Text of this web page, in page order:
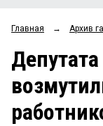
ОБЩЕСТВО
ЗАКОН
НОВОСТИ
Главная → Архив